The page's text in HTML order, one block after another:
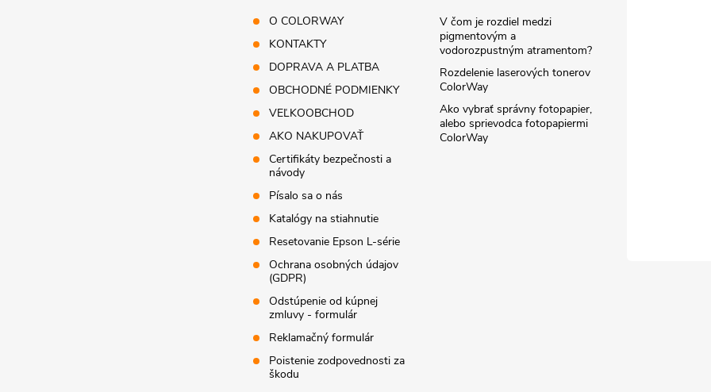
O COLORWAY
KONTAKTY
DOPRAVA A PLATBA
OBCHODNÉ PODMIENKY
VEĽKOOBCHOD
AKO NAKUPOVAŤ
Certifikáty bezpečnosti a
návody
Písalo sa o nás
Katalógy na stiahnutie
Resetovanie Epson L-série
Ochrana osobných údajov
(GDPR)
Odstúpenie od kúpnej
zmluvy - formulár
Reklamačný formulár
Poistenie zodpovednosti za
škodu
V čom je rozdiel medzi
pigmentovým a
vodorozpustným atramentom?
Rozdelenie laserových tonerov
ColorWay
Ako vybrať správny fotopapier,
alebo sprievodca fotopapiermi
ColorWay